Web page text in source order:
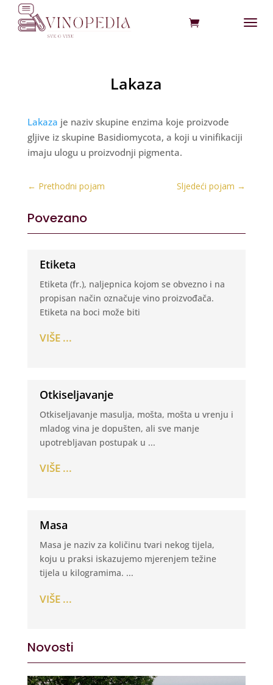
Lakaza
Lakaza je naziv skupine enzima koje proizvode
gljive iz skupine Basidiomycota, a koji u vinifikaciji
imaju ulogu u proizvodnji pigmenta.
← Prethodni pojam Sljedeći pojam →
Povezano
Etiketa
Etiketa (fr.), naljepnica kojom se obvezno i na
propisan način označuje vino proizvođača.
Etiketa na boci može biti
VIŠE ...
Otkiseljavanje
Otkiseljavanje masulja, mošta, mošta u vrenju i
mladog vina je dopušten, ali sve manje
upotrebljavan postupak u ...
VIŠE ...
Masa
Masa je naziv za količinu tvari nekog tijela,
koju u praksi iskazujemo mjerenjem težine
tijela u kilogramima. ...
VIŠE ...
Novosti